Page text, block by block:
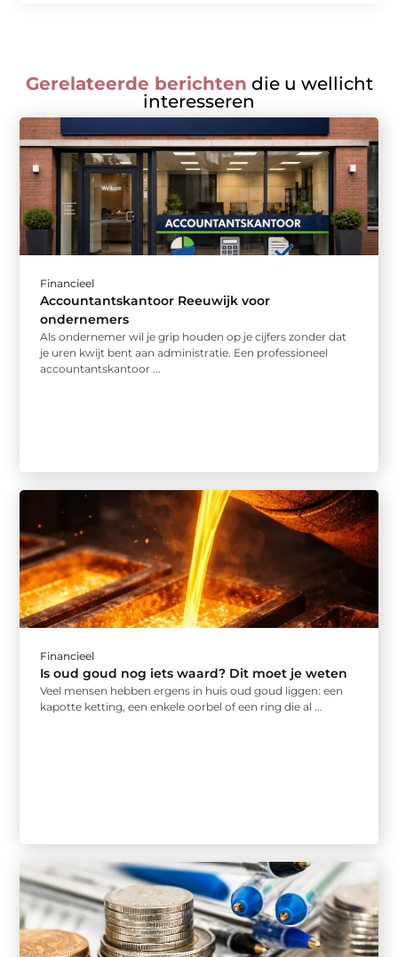
Gerelateerde berichten die u wellicht
interesseren
Financieel
Accountantskantoor Reeuwijk voor
ondernemers
Als ondernemer wil je grip houden op je cijfers zonder dat
je uren kwijt bent aan administratie. Een professioneel
accountantskantoor ...
Financieel
Is oud goud nog iets waard? Dit moet je weten
Veel mensen hebben ergens in huis oud goud liggen: een
kapotte ketting, een enkele oorbel of een ring die al ...